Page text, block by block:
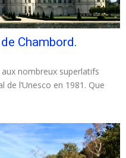
Chambord.
nombreux superlatifs
l’Unesco en 1981. Que